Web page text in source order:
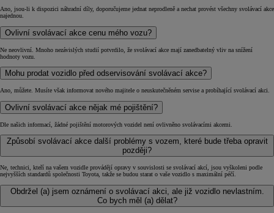
Ano, jsou-li k dispozici náhradní díly, doporučujeme jednat neprodleně a nechat provést všechny svolávací akce
najednou.
Ovlivní svolávací akce cenu mého vozu?
Ne neovlivní. Mnoho nezávislých studií potvrdilo, že svolávací akce mají zanedbatelný vliv na snížení
hodnoty vozu.
Mohu prodat vozidlo před odservisování svolávací akce?
Ano, můžete. Musíte však informovat nového majitele o neuskutečněném servise a probíhající svolávací akci.
Ovlivní svolávací akce nějak mé pojištění?
Dle našich informací, žádné pojištění motorových vozidel není ovlivněno svolávacími akcemi.
Způsobí svolávací akce další problémy s vozem, které bude třeba opravit
později?
Ne, technici, kteří na vašem vozidle provádějí opravy v souvislosti se svolávací akcí, jsou vyškoleni podle
nejvyšších standardů společnosti Toyota, takže se budou starat o vaše vozidlo s maximální péčí.
Obdržel (a) jsem oznámení o svolávací akci, ale již vozidlo nevlastním.
Co bych měl (a) dělat?